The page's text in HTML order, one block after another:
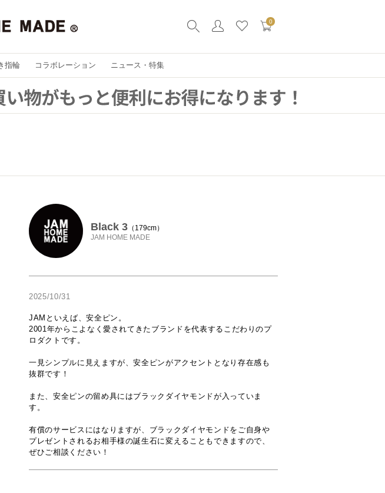
0
指輪 コラボレーション ニュース・特集
Black 3
JAM HOME MADE
179cm
2025/10/31
JAMといえば、安全ピン。
2001年からこよなく愛されてきたブランドを代表するこだわりのプ
ロダクトです。
一見シンプルに見えますが、安全ピンがアクセントとなり存在感も
抜群です！
また、安全ピンの留め具にはブラックダイヤモンドが入っていま
す。
有償のサービスにはなりますが、ブラックダイヤモンドをご自身や
プレゼントされるお相手様の誕生石に変えることもできますので、
ぜひご相談ください！